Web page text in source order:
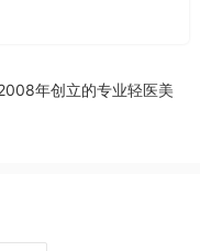
年创立的专业轻医美